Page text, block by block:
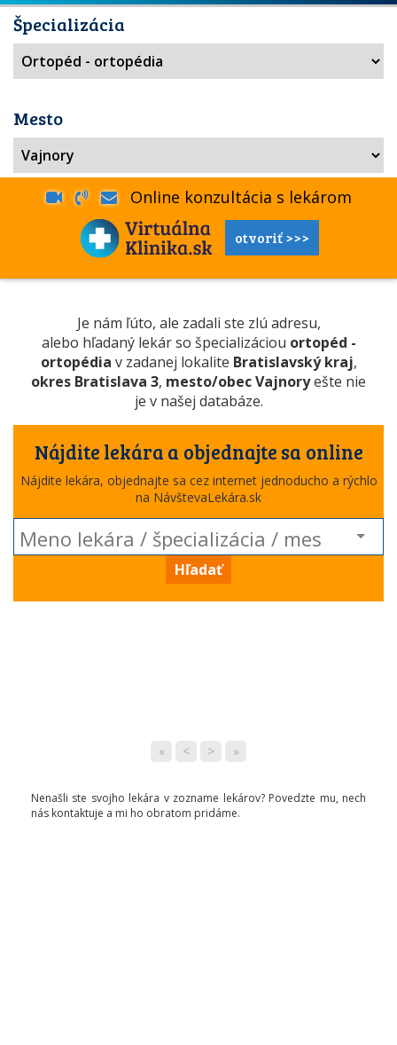
Špecializácia
Mesto
Online konzultácia s lekárom
otvoriť >>>
Je nám ľúto, ale zadali ste zlú adresu,
alebo hľadaný lekár so špecializáciou ortopéd -
ortopédia v zadanej lokalite Bratislavský kraj,
okres Bratislava 3, mesto/obec Vajnoryešte nie
je v našej databáze.
Nájdite lekára a objednajte sa online
Nájdite lekára, objednajte sa cez internet jednoducho a rýchlo
na NávštevaLekára.sk
Hľadať
« < > »
Nenašli ste svojho lekára v zozname lekárov? Povedzte mu, nech
nás kontaktuje a mi ho obratom pridáme.